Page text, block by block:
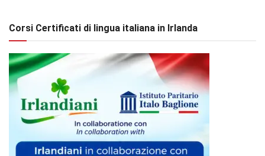
Corsi Certificati di lingua italiana in Irlanda